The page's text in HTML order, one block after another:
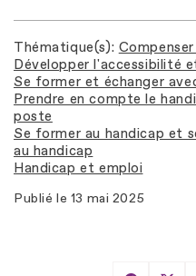
Thématique(s)
Développer l'accessibilité
Se former et échanger
Prendre en compte le
poste
Se former au handicap et
au handicap
Handicap et emploi
Publié le 13 mai 2025